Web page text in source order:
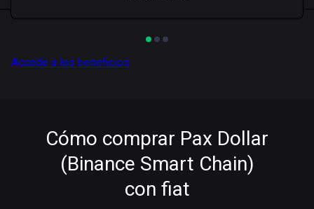
Accede a los beneficios
Cómo comprar Pax Dollar
(Binance Smart Chain)
con fiat